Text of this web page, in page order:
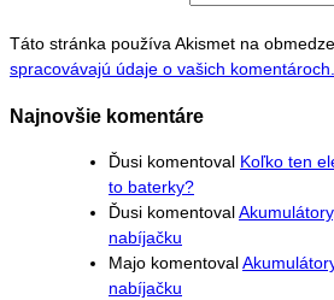
Táto stránka používa Akismet na
spracovávajú údaje o vašich komentároch.
Najnovšie komentáre
Ďusi komentoval Koľko ten
to baterky?
Ďusi komentoval
nabíjačku
Majo komentoval
nabíjačku